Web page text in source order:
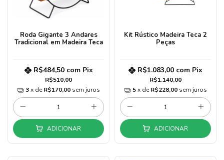
Roda Gigante 3 Andares
Tradicional em Madeira Teca
R$510,00
R$484,50 com Pix
3 x de R$170,00 sem juros
ADICIONAR
Kit Rústico Madeira Teca 2
Peças
R$1.140,00
R$1.083,00 com Pix
5 x de R$228,00 sem juros
ADICIONAR